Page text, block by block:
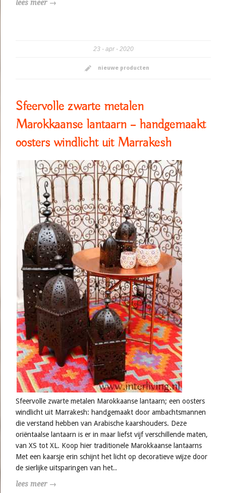
lees meer →
23 apr 2020
nieuwe producten
Sfeervolle zwarte metalen
Marokkaanse lantaarn – handgemaakt
oosters windlicht uit Marrakesh
Sfeervolle zwarte metalen Marokkaanse lantaarn; een oosters
windlicht uit Marrakesh: handgemaakt door ambachtsmannen
die verstand hebben van Arabische kaarshouders. Deze
oriëntaalse lantaarn is er in maar liefst vijf verschillende maten,
van XS tot XL. Koop hier traditionele Marokkaanse lantaarns
Met een kaarsje erin schijnt het licht op decoratieve wijze door
de sierlijke uitsparingen van het..
lees meer →